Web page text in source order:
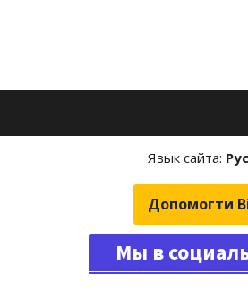
Язык сайта:
Допомогти
Мы в